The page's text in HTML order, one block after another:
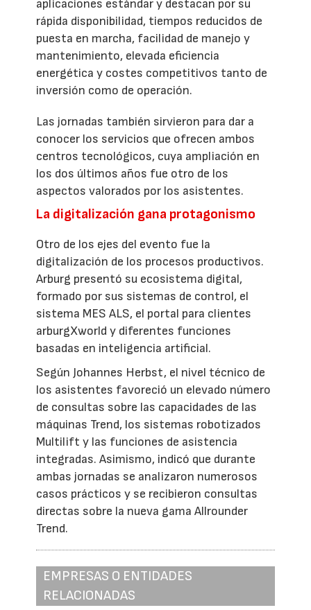
aplicaciones estándar y destacan por su
rápida disponibilidad, tiempos reducidos de
puesta en marcha, facilidad de manejo y
mantenimiento, elevada eficiencia
energética y costes competitivos tanto de
inversión como de operación.
Las jornadas también sirvieron para dar a
conocer los servicios que ofrecen ambos
centros tecnológicos, cuya ampliación en
los dos últimos años fue otro de los
aspectos valorados por los asistentes.
La digitalización gana protagonismo
Otro de los ejes del evento fue la
digitalización de los procesos productivos.
Arburg presentó su ecosistema digital,
formado por sus sistemas de control, el
sistema MES ALS, el portal para clientes
arburgXworld y diferentes funciones
basadas en inteligencia artificial.
Según Johannes Herbst, el nivel técnico de
los asistentes favoreció un elevado número
de consultas sobre las capacidades de las
máquinas Trend, los sistemas robotizados
Multilift y las funciones de asistencia
integradas. Asimismo, indicó que durante
ambas jornadas se analizaron numerosos
casos prácticos y se recibieron consultas
directas sobre la nueva gama Allrounder
Trend.
EMPRESAS O ENTIDADES
RELACIONADAS